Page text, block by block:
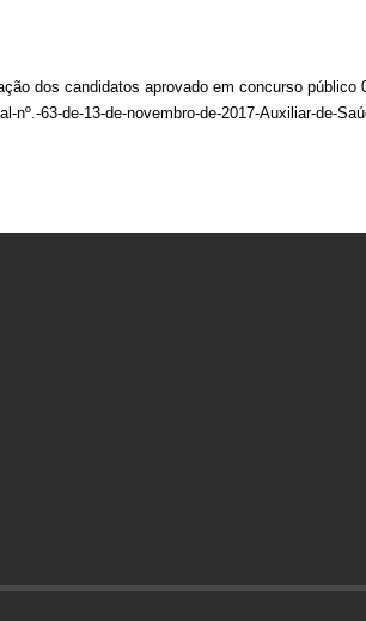
dos candidatos aprovado em concurso
nº.-63-de-13-de-novembro-de-2017-Auxiliar-de-